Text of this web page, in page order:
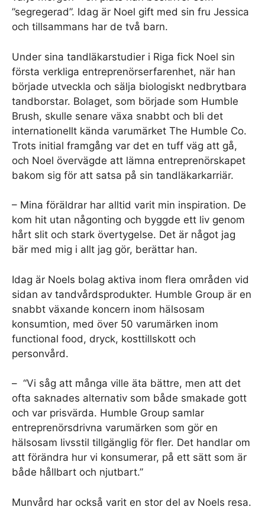
”segregerad”. Idag är Noel gift med sin fru Jessica
och tillsammans har de två barn.
Under sina tandläkarstudier i Riga fick Noel sin
första verkliga entreprenörserfarenhet, när han
började utveckla och sälja biologiskt nedbrytbara
tandborstar. Bolaget, som började som Humble
Brush, skulle senare växa snabbt och bli det
internationellt kända varumärket The Humble Co.
Trots initial framgång var det en tuff väg att gå,
och Noel övervägde att lämna entreprenörskapet
bakom sig för att satsa på sin tandläkarkarriär.
– Mina föräldrar har alltid varit min inspiration. De
kom hit utan någonting och byggde ett liv genom
hårt slit och stark övertygelse. Det är något jag
bär med mig i allt jag gör, berättar han.
Idag är Noels bolag aktiva inom flera områden vid
sidan av tandvårdsprodukter. Humble Group är en
snabbt växande koncern inom hälsosam
konsumtion, med över 50 varumärken inom
functional food, dryck, kosttillskott och
personvård.
– “Vi såg att många ville äta bättre, men att det
ofta saknades alternativ som både smakade gott
och var prisvärda. Humble Group samlar
entreprenörsdrivna varumärken som gör en
hälsosam livsstil tillgänglig för fler. Det handlar om
att förändra hur vi konsumerar, på ett sätt som är
både hållbart och njutbart.”
Munvård har också varit en stor del av Noels resa.